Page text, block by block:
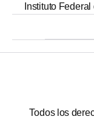
Instituto
Todos los